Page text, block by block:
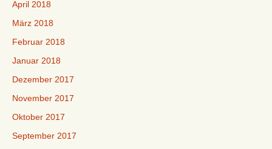
April 2018
März 2018
Februar 2018
Januar 2018
Dezember 2017
November 2017
Oktober 2017
September 2017